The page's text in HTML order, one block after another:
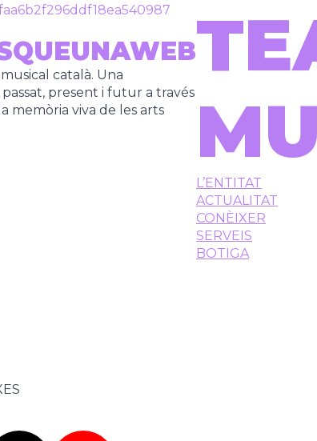
català. Una
present i futur a través
memòria viva de les arts
L’ENTITAT
ACTUALITAT
CONÈIXER
SERVEIS
BOTIGA